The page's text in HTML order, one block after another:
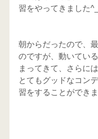
習をやってきました
朝からだったので、
のですが、動いてい
まってきて、さらに
とてもグッドなコン
習をすることができ